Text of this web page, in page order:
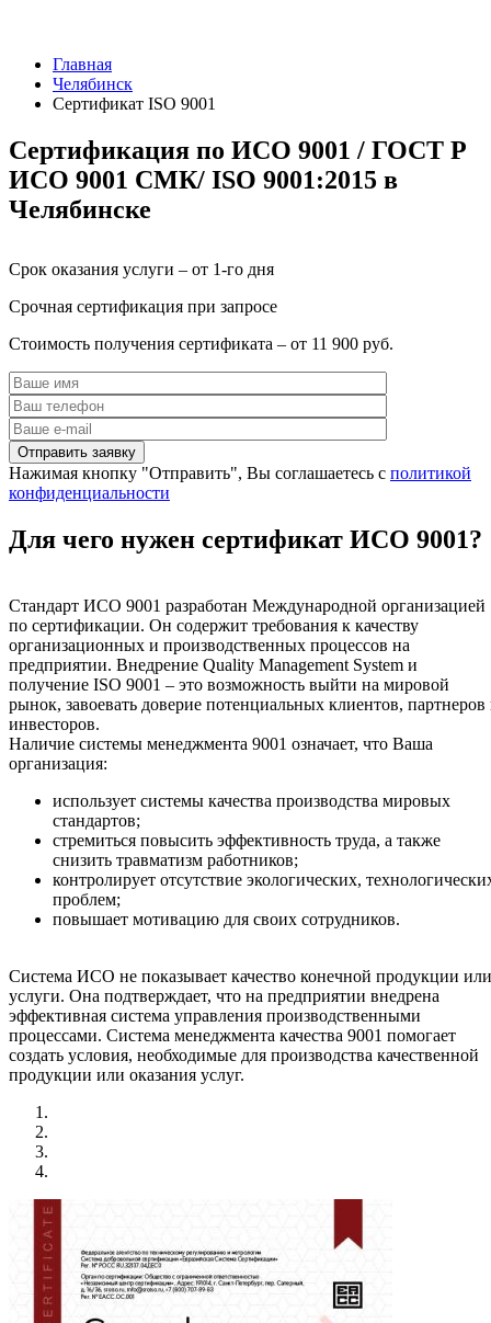
Главная
Челябинск
Сертификат ISO 9001
Сертификация по ИСО 9001 / ГОСТ Р
ИСО 9001 СМК/ ISO 9001:2015 в
Челябинске
Срок оказания услуги – от 1-го дня
Срочная сертификация при запросе
Стоимость получения сертификата – от 11 900 руб.
Нажимая кнопку "Отправить", Вы соглашаетесь с политикой
конфиденциальности
Для чего нужен сертификат ИСО 9001?
Стандарт ИСО 9001 разработан Международной организацией
по сертификации. Он содержит требования к качеству
организационных и производственных процессов на
предприятии. Внедрение Quality Management System и
получение ISO 9001 – это возможность выйти на мировой
рынок, завоевать доверие потенциальных клиентов, партнеров
инвесторов.
Наличие системы менеджмента 9001 означает, что Ваша
организация:
использует системы качества производства мировых
стандартов;
стремиться повысить эффективность труда, а также
снизить травматизм работников;
контролирует отсутствие экологических,
проблем;
повышает мотивацию для своих сотрудников.
Система ИСО не показывает качество конечной продукции или
услуги. Она подтверждает, что на предприятии внедрена
эффективная система управления производственными
процессами. Система менеджмента качества 9001 помогает
создать условия, необходимые для производства качественной
продукции или оказания услуг.